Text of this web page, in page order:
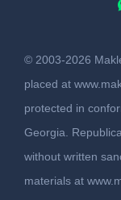
© 2003-2026
placed at
protected in
Georgia.
without written
materials at